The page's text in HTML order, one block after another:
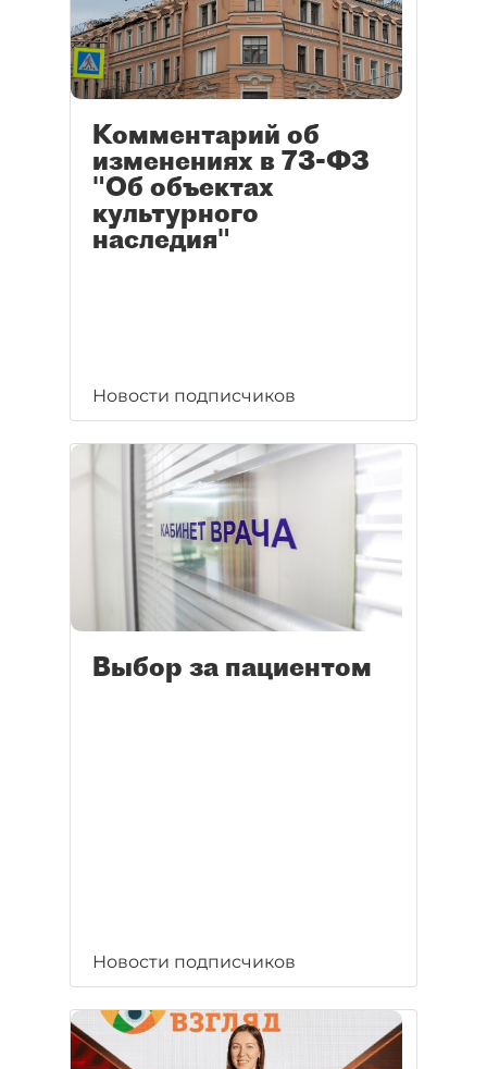
Комментарий об
изменениях в 73-ФЗ
"Об объектах
культурного
наследия"
Новости подписчиков
Выбор за пациентом
Новости подписчиков